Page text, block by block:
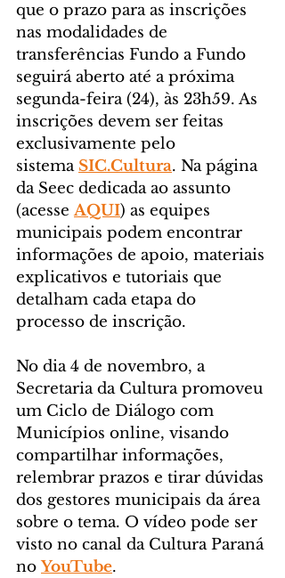
que o prazo para as inscrições
nas modalidades de
transferências Fundo a Fundo
seguirá aberto até a próxima
segunda-feira (24), às 23h59. As
inscrições devem ser feitas
exclusivamente pelo
sistema SIC.Cultura. Na página
da Seec dedicada ao assunto
(acesse AQUI) as equipes
municipais podem encontrar
informações de apoio, materiais
explicativos e tutoriais que
detalham cada etapa do
processo de inscrição.
No dia 4 de novembro, a
Secretaria da Cultura promoveu
um Ciclo de Diálogo com
Municípios online, visando
compartilhar informações,
relembrar prazos e tirar dúvidas
dos gestores municipais da área
sobre o tema. O vídeo pode ser
visto no canal da Cultura Paraná
no YouTube.